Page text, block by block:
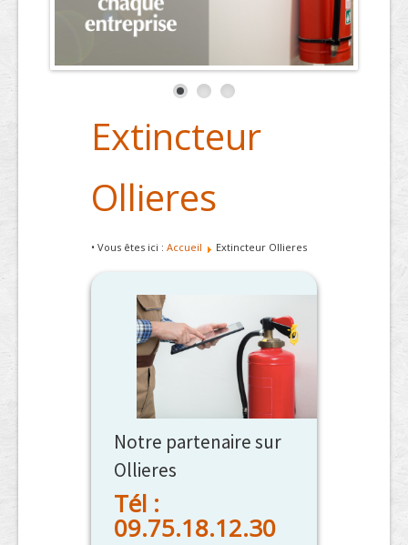
Extincteur
Ollieres
• Vous êtes ici : Accueil Extincteur Ollieres
Notre partenaire sur
Ollieres
Tél :
09.75.18.12.30